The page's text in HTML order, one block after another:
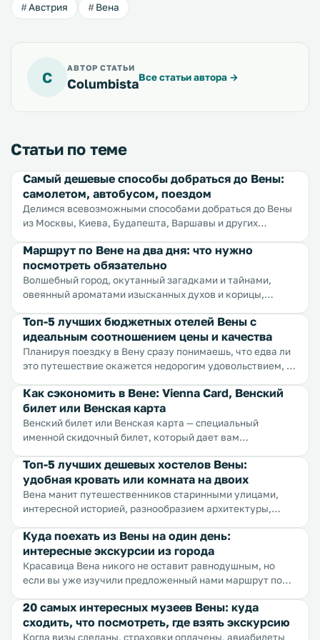
Австрия Вена
C
АВТОР СТАТЬИ
ColumbistaВсе статьи автора →
Статьи по теме
Самый дешевые способы добраться до Вены:
самолетом, автобусом, поездом
Делимся всевозможными способами добраться до Вены
из Москвы, Киева, Будапешта, Варшавы и других
Маршрут по Вене на два дня: что нужно
посмотреть обязательно
Волшебный город, окутанный загадками и тайнами,
овеянный ароматами изысканных духов и корицы,
и стуками каблуков по мостовым — Вена. Мы расписали
для вас маршрут по самым значимым и интересным
местам Вены, чтобы вы могли составить наиболее
полное впечатление о городе и прочувствовать
Топ-5 лучших бюджетных отелей Вены с
идеальным соотношением цены и качества
Планируя поездку в Вену сразу понимаешь, что едва ли
это путешествие окажется недорогим удовольствием, и
найти дешевый, но при этом очень комфортный отель в
лучшем городе мира. Мы уже нашли для вас пять лучших
недорогих гостиниц Вены, вам остается только выбрать.
Как сэкономить в Вене: Vienna Card, Венский
билет или Венская карта
Венский билет или Венская карта — специальный
именной скидочный билет, который дает вам
туристических целях. Такая услуга предоставляется во
многих туристических городах Европы, но Венская карта
признана самой выгодной и удобной.
Топ-5 лучших дешевых хостелов Вены:
удобная кровать или комната на двоих
Вена манит путешественников старинными улицами,
интересной историей, разнообразием архитектуры,
Единственное, чем этот великолепный город может
оттолкнуть, так это высокими ценами. Но эту проблему
можно решить, нужно только хорошенько потрудиться.
Вам повезло — мы взяли самую тяжелую работу на себя
тысячи отзывов и пересмотрели массу фотографий,
таким образом отобрав для вас лучшие из бюджетных
хостелов Вены. Если вы хотите сэкономить в Вене, то
Куда поехать из Вены на один день:
интересные экскурсии из города
Красавица Вена никого не оставит равнодушным, но
если вы уже изучили предложенный нами маршрут по
хотите немного отвлечься, предлагаем вашему
вниманию пять самых популярных вариантов куда
отправиться в однодневное путешествие. Вы можете
20 самых интересных музеев Вены: куда
сходить, что посмотреть, где взять экскурсию
Когда визы сделаны, страховки оплачены, авиабилеты